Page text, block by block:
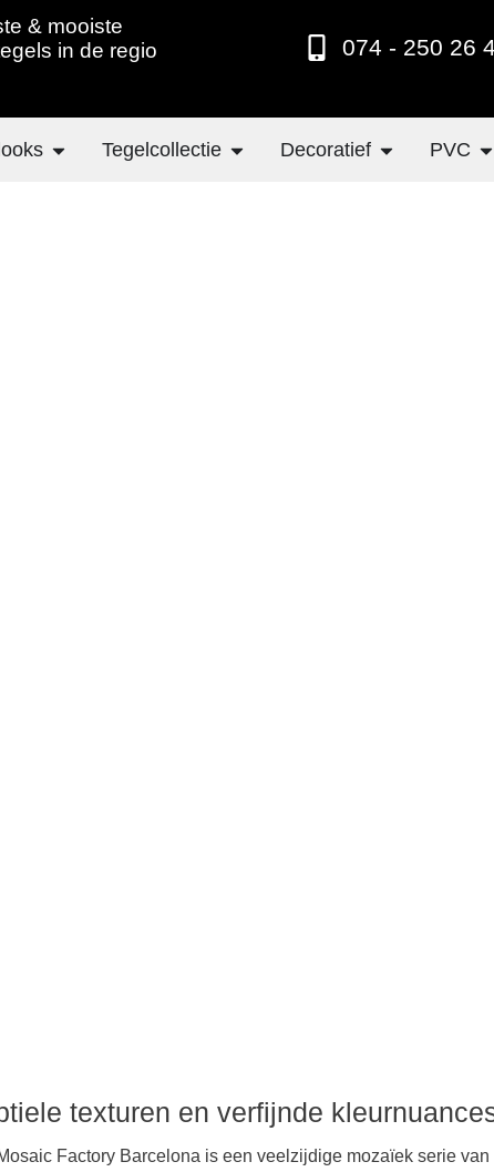
& mooiste
in de regio
074 - 250 26
Tegelcollectie Decoratief PVC
Barcelona
texturen en verfijnde
Factory Barcelona is een veelzijdige mozaïek serie